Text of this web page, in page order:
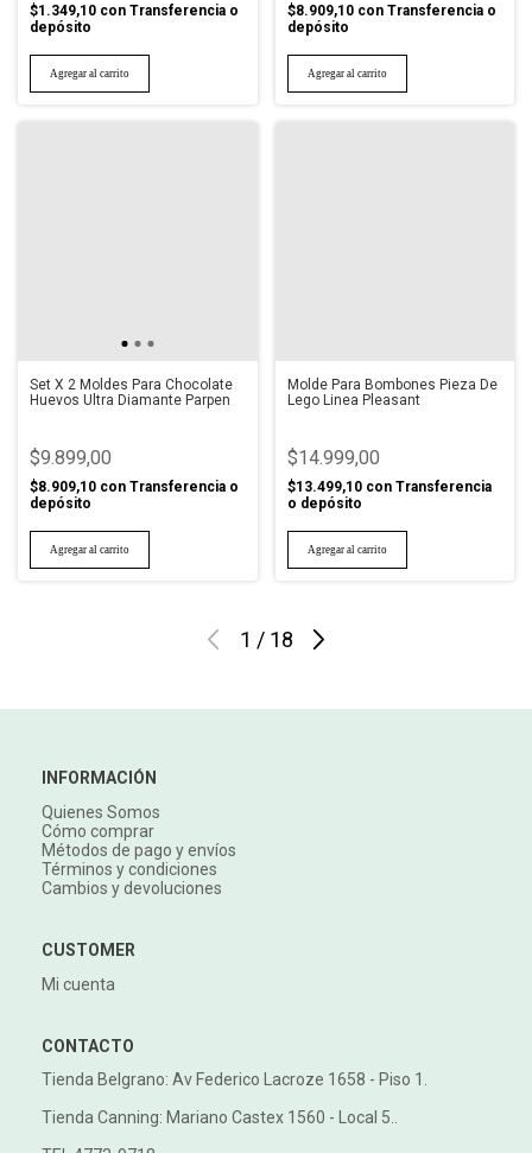
$1.349,10 con Transferencia o
depósito
$8.909,10 con Transferencia o
depósito
Set X 2 Moldes Para Chocolate
Huevos Ultra Diamante Parpen
$9.899,00
$8.909,10 con Transferencia o
depósito
Molde Para Bombones Pieza De
Lego Linea Pleasant
$14.999,00
$13.499,10 con Transferencia
o depósito
1 / 18
INFORMACIÓN
Quienes Somos
Cómo comprar
Métodos de pago y envíos
Términos y condiciones
Cambios y devoluciones
CUSTOMER
Mi cuenta
CONTACTO
Tienda Belgrano: Av Federico Lacroze 1658 - Piso 1.
Tienda Canning: Mariano Castex 1560 - Local 5..